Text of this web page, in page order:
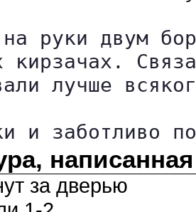
на руки двум
кирзачах.
лучше
и заботливо
за дверью